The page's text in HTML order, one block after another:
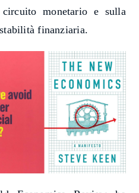
monetario e sulla
finanziaria.